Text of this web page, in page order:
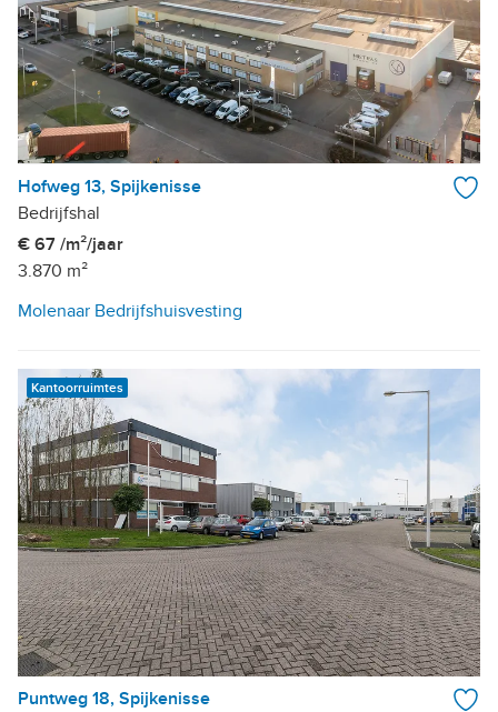
Hofweg 13, Spijkenisse
Bedrijfshal
€ 67 /m²/jaar
3.870 m²
Molenaar Bedrijfshuisvesting
Kantoorruimtes
Puntweg 18, Spijkenisse